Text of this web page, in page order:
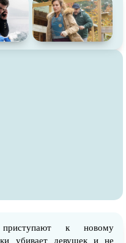
к новому
убивает девушек и не